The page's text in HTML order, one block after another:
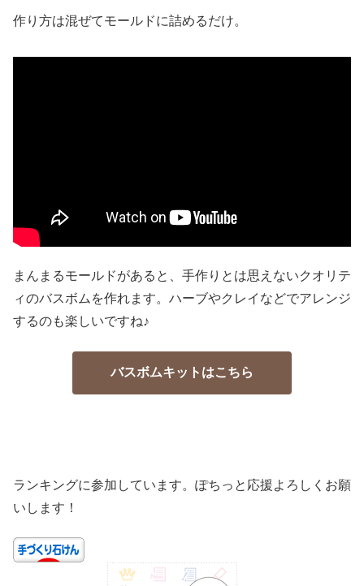
作り方は混ぜてモールドに詰めるだけ。
まんまるモールドがあると、手作りとは思えないクオリテ
ィのバスボムを作れます。ハーブやクレイなどでアレンジ
するのも楽しいですね♪
バスボムキットはこちら
ランキングに参加しています。ぽちっと応援よろしくお願
いします！